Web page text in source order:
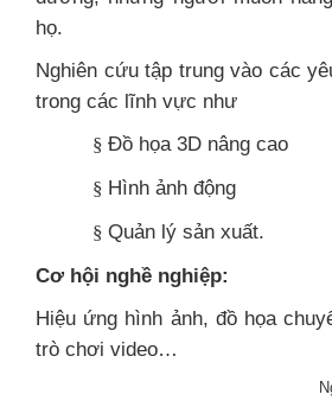
họ.
Nghiên cứu tập trung vào các
trong các lĩnh vực như
§ Đồ họa 3D nâng cao
§ Hình ảnh động
§ Quản lý sản xuất.
Cơ hội nghề nghiệp:
Hiệu ứng hình ảnh, đồ họa
trò chơi video…